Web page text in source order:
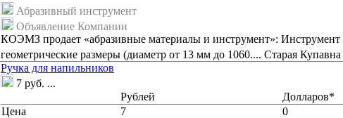
Абразивный инструмент
Объявление Компании
КОЭМЗ продает «абразивные материалы и инструмент»: Инструмент
геометрические размеры (диаметр от 13 мм до 1060.... Старая Купавна
Ручка для напильников
7 руб. ...
Рублей
Долларов*
Цена
7
0